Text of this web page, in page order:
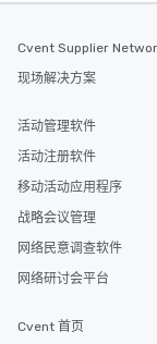
Cvent Supplier
现场解决方案
活动管理软件
活动注册软件
移动活动应用程序
战略会议管理
网络民意调查软件
网络研讨会平台
Cvent 首页